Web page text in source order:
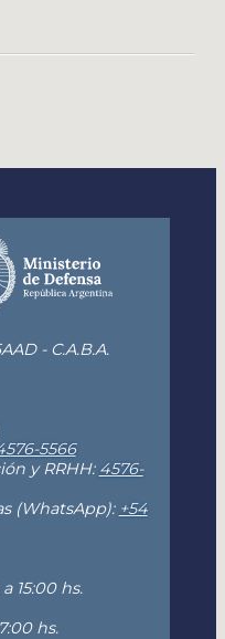
- C.A.B.A.
5566
y RRHH: 4576-
(WhatsApp): +54
15:00 hs.
hs.